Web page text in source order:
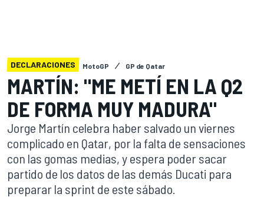
DECLARACIONES MotoGP GP de Qatar
MARTÍN: "ME METÍ EN LA Q2
DE FORMA MUY MADURA"
Jorge Martín celebra haber salvado un viernes
complicado en Qatar, por la falta de sensaciones
con las gomas medias, y espera poder sacar
partido de los datos de las demás Ducati para
preparar la sprint de este sábado.